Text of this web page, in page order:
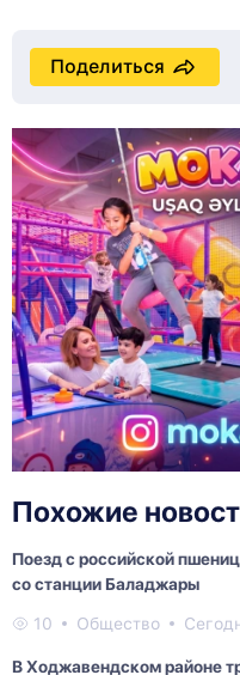
Поделиться
Похожие
Поезд с российской
со станции Баладжары
10 Общество
В Ходжавендском районе